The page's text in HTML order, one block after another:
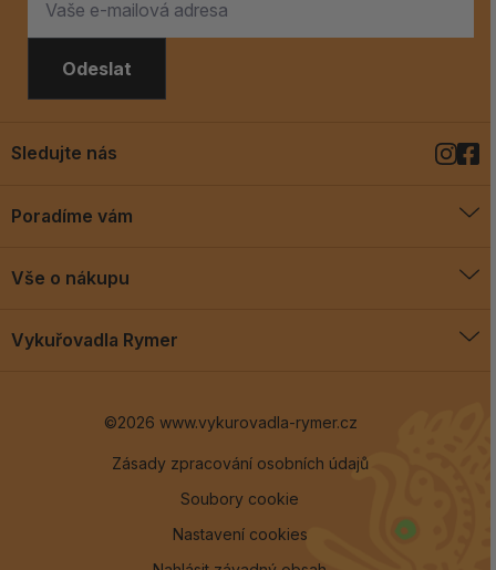
Odeslat
Poradíme vám
Blog
Vše o nákupu
Vykuřovadla Rymer
Sledujte nás
©2026 www.vykurovadla-rymer.cz
Zásady zpracování osobních údajů
Soubory cookie
Nastavení cookies